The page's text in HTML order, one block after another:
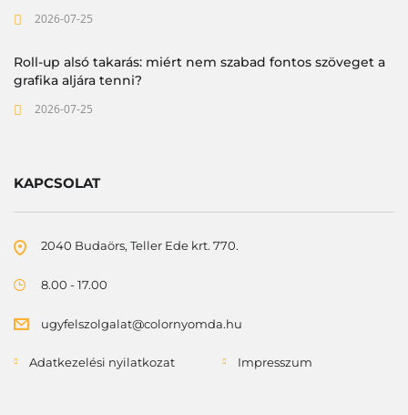
2026-07-25
Roll-up alsó takarás: miért nem szabad fontos szöveget a
grafika aljára tenni?
2026-07-25
KAPCSOLAT
2040 Budaörs, Teller Ede krt. 770.
8.00 - 17.00
ugyfelszolgalat@colornyomda.hu
Adatkezelési nyilatkozat Impresszum